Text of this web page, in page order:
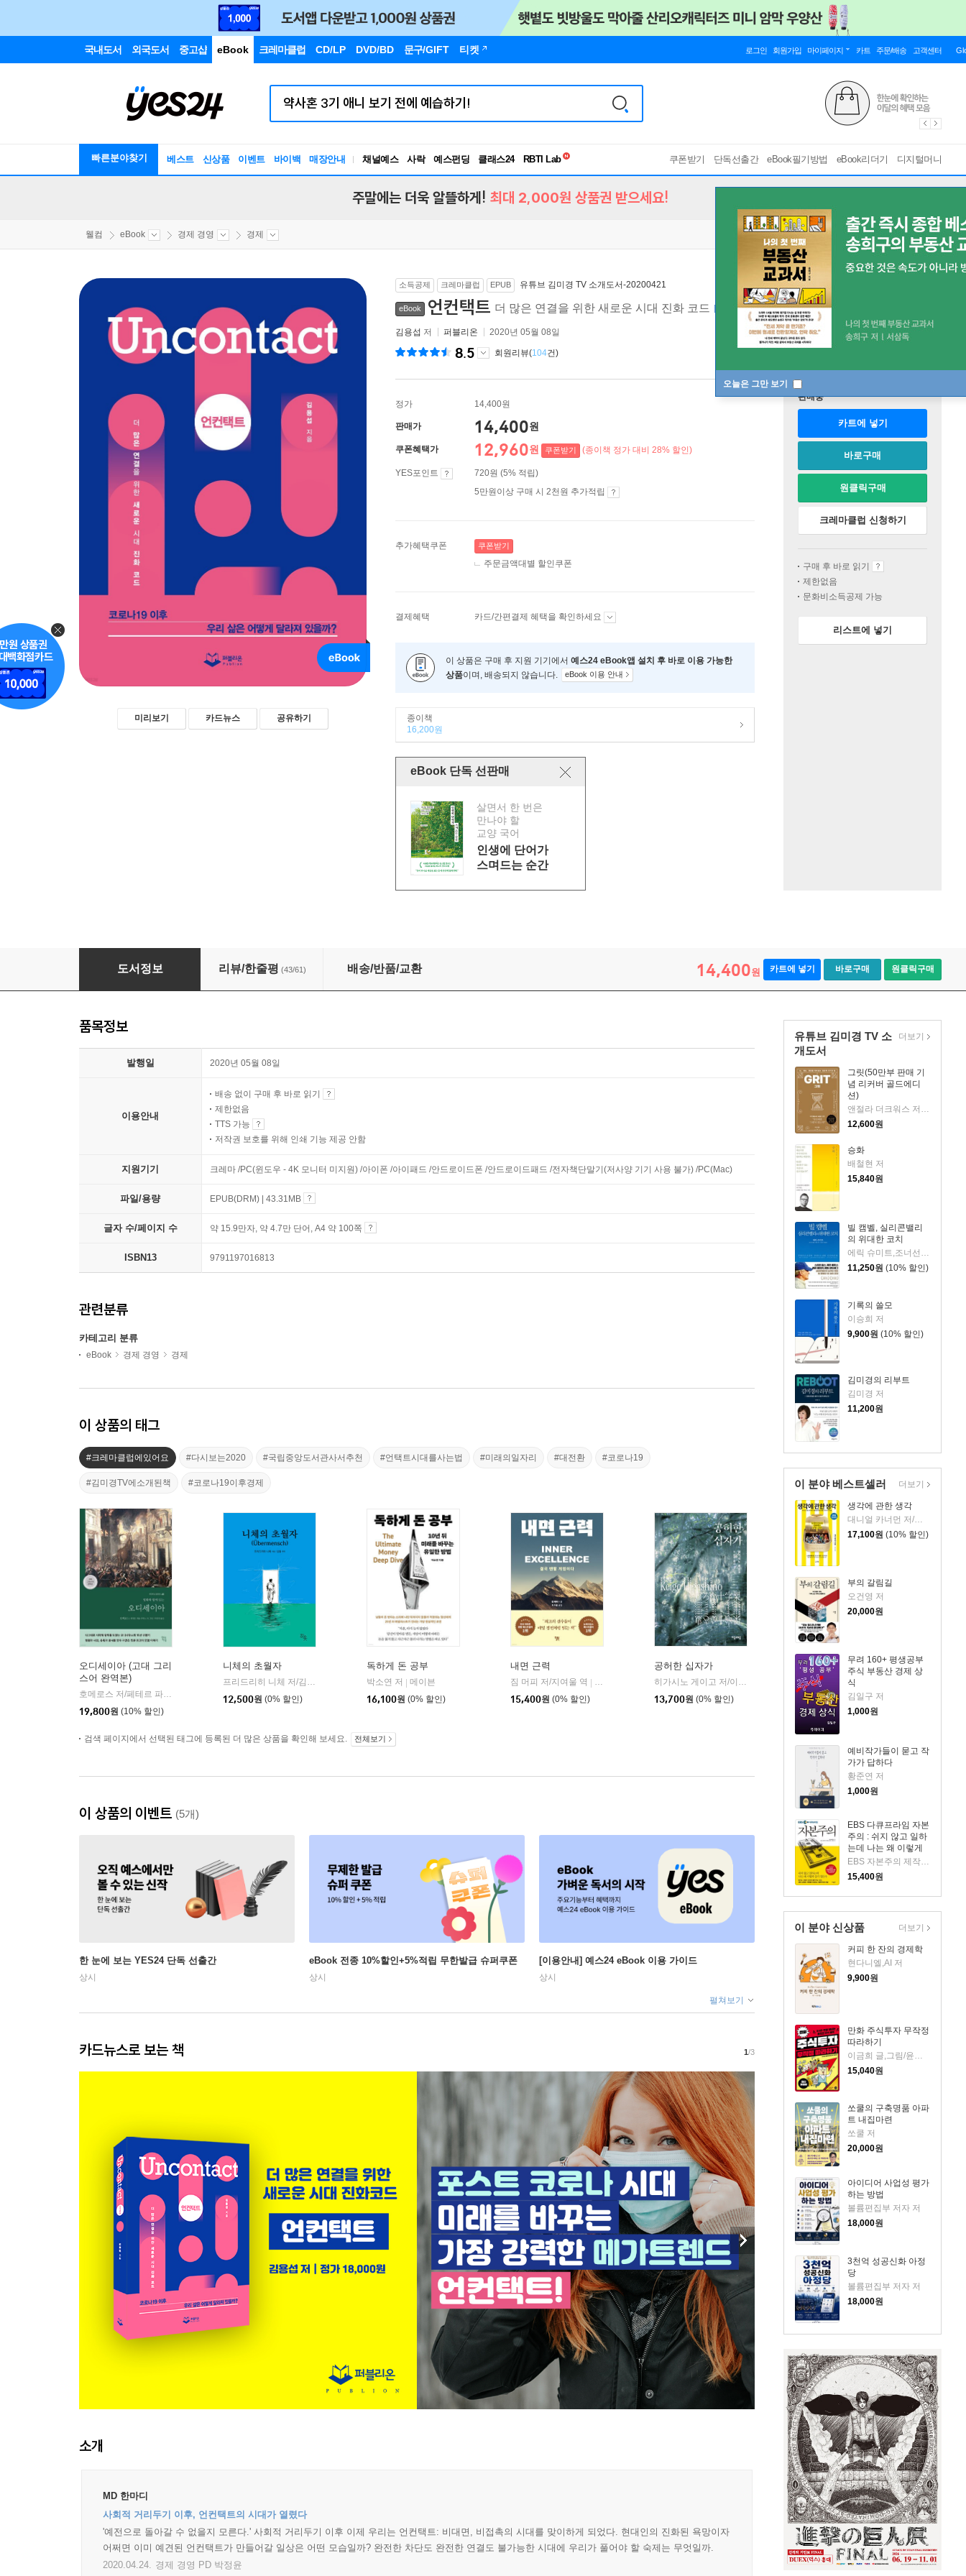
국내도서 외국도서 중고샵 eBook 크레마클럽 CD/LP DVD/BD 문구/GIFT 티켓 로그인 회원가입 마이페이지 카트 주문/배송 고객센터
빠른분야찾기 베스트 신상품 이벤트 바이백 매장안내 채널예스 사락 예스펀딩 클래스24
RBTI Lab
독서유형검사
쿠폰받기 단독선출간 eBook필기방법 eBook리더기 디지털머니
오늘은 그만 보기
주말에는 더욱 알뜰하게! 최대 2,000원 상품권 받으세요!
웰컴 eBook 경제 경영 경제
미리보기 카드뉴스 공유하기
소득공제 크레마클럽 EPUB 유튜브 김미경 TV 소개도서-20200421
eBook 언컨택트 더 많은 연결을 위한 새로운 시대 진화 코드 [ EPUB ]
김용섭 저 퍼블리온 2020년 05월 08일
8.5 회원리뷰(104건)
정가 14,400원
판매가 14,400원
쿠폰혜택가 12,960원 쿠폰받기 (종이책 정가 대비 28% 할인)
YES포인트
720원 (5% 적립)
5만원이상 구매 시 2천원 추가적립
추가혜택쿠폰 쿠폰받기
주문금액대별 할인쿠폰
결제혜택 카드/간편결제 혜택을 확인하세요
이 상품은 구매 후 지원 기기에서 예스24 eBook앱 설치 후 바로 이용 가능한
상품이며, 배송되지 않습니다. eBook 이용 안내
종이책
16,200원
eBook 단독 선판매
살면서 한 번은
만나야 할
교양 국어
인생에 단어가
스며드는 순간
판매중
카트에 넣기
바로구매
원클릭구매
크레마클럽 신청하기
구매 후 바로 읽기
제한없음
문화비소득공제 가능
리스트에 넣기
언컨택트
도서정보 리뷰/한줄평 (43/61) 배송/반품/교환 14,400원 카트에 넣기 바로구매 원클릭구매
유튜브 김미경 TV 소
개도서
그릿(50만부 판매 기
념 리커버 골드에디
션)
12,600원
승화
배철현 저
15,840원
빌 캠벨, 실리콘밸리
의 위대한 코치
에릭 슈미트,조너선 로젠버그,앨런 이글 저/김민주,이엽 역
11,250원 (10% 할인)
기록의 쓸모
이승희 저
9,900원 (10% 할인)
김미경의 리부트
김미경 저
11,200원
더보기
이 분야 베스트셀러
생각에 관한 생각
17,100원 (10% 할인)
부의 갈림길
오건영 저
20,000원
무려 160+ 평생공부
주식 부동산 경제 상
식
김일구 저
1,000원
예비작가들이 묻고 작
가가 답하다
황준연 저
1,000원
EBS 다큐프라임 자본
주의 : 쉬지 않고 일하
는데 나는 왜 이렇게
살기 힘든가
EBS 자본주의 제작팀 저/EBS MEDIA 기획
15,400원
더보기
이 분야 신상품
커피 한 잔의 경제학
현다니엘,AI 저
9,900원
만화 주식투자 무작정
따라하기
이금희 글,그림/윤재수 원작
15,040원
쏘쿨의 구축명품 아파
트 내집마련
쏘쿨 저
20,000원
아이디어 사업성 평가
하는 방법
볼륨편집부 저자 저
18,000원
3천억 성공신화 아정
당
볼륨편집부 저자 저
18,000원
더보기
품목정보
발행일 2020년 05월 08일
이용안내
배송 없이 구매 후 바로 읽기
제한없음
TTS 가능
저작권 보호를 위해 인쇄 기능 제공 안함
지원기기 크레마 /PC(윈도우 - 4K 모니터 미지원) /아이폰 /아이패드 /안드로이드폰 /안드로이드패드 /전자책단말기(저사양 기기 사용 불가) /PC(Mac)
파일/용량 EPUB(DRM) | 43.31MB
글자 수/페이지 수 약 15.9만자, 약 4.7만 단어, A4 약 100쪽
ISBN13 9791197016813
관련분류
카테고리 분류
eBook 경제 경영 경제
이 상품의 태그
#크레마클럽에있어요 #다시보는2020 #국립중앙도서관사서추천 #언택트시대를사는법 #미래의일자리 #대전환 #코로나19
#김미경TV에소개된책 #코로나19이후경제
오디세이아 (고대 그리
스어 완역본)
| 현대지성
19,800원 (10% 할인)
니체의 초월자
12,500원 (0% 할인)
독하게 돈 공부
박소연 저 | 메이븐
16,100원 (0% 할인)
내면 근력
짐 머피 저/지여울 역 |
15,400원 (0% 할인)
공허한 십자가
자음과모음
13,700원 (0% 할인)
검색 페이지에서 선택된 태그에 등록된 더 많은 상품을 확인해 보세요. 전체보기
이 상품의 이벤트 (5개)
한 눈에 보는 YES24 단독 선출간
상시
eBook 전종 10%할인+5%적립 무한발급 슈퍼쿠폰
상시
[이용안내] 예스24 eBook 이용 가이드
상시
펼쳐보기
카드뉴스로 보는 책 1/3
소개
MD 한마디
사회적 거리두기 이후, 언컨택트의 시대가 열렸다
'예전으로 돌아갈 수 없을지 모른다.' 사회적 거리두기 이후 이제 우리는 언컨택트: 비대면, 비접촉의 시대를 맞이하게 되었다. 현대인의 진화된 욕망이자
어쩌면 이미 예견된 언컨택트가 만들어갈 일상은 어떤 모습일까? 완전한 차단도 완전한 연결도 불가능한 시대에 우리가 풀어야 할 숙제는 무엇일까.
2020.04.24.
경제 경영 PD 박정윤